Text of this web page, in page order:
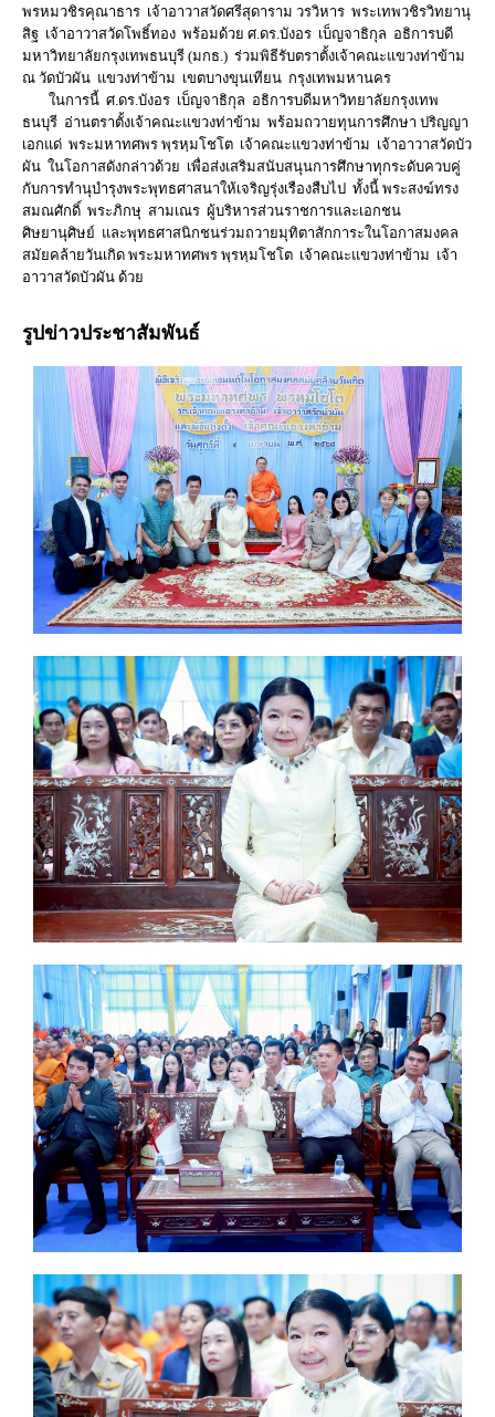
พรหมวชิรคุณาธาร เจ้าอาวาสวัดศรีสุดาราม วรวิหาร พระเทพวชิรวิทยานุ
สิฐ เจ้าอาวาสวัดโพธิ์ทอง พร้อมด้วย ศ.ดร.บังอร เบ็ญจาธิกุล อธิการบดี
มหาวิทยาลัยกรุงเทพธนบุรี (มกธ.) ร่วมพิธีรับตราตั้งเจ้าคณะแขวงท่าข้าม
ณ วัดบัวผัน แขวงท่าข้าม เขตบางขุนเทียน กรุงเทพมหานคร
ในการนี้ ศ.ดร.บังอร เบ็ญจาธิกุล อธิการบดีมหาวิทยาลัยกรุงเทพ
ธนบุรี อ่านตราตั้งเจ้าคณะแขวงท่าข้าม พร้อมถวายทุนการศึกษา ปริญญา
เอกแด่ พระมหาทศพร พฺรหฺมโชโต เจ้าคณะแขวงท่าข้าม เจ้าอาวาสวัดบัว
ผัน ในโอกาสดังกล่าวด้วย เพื่อส่งเสริมสนับสนุนการศึกษาทุกระดับควบคู่
กับการทำนุบำรุงพระพุทธศาสนาให้เจริญรุ่งเรืองสืบไป ทั้งนี้ พระสงฆ์ทรง
สมณศักดิ์ พระภิกษุ สามเณร ผู้บริหารส่วนราชการและเอกชน
ศิษยานุศิษย์ และพุทธศาสนิกชนร่วมถวายมุทิตาสักการะในโอกาสมงคล
สมัยคล้ายวันเกิด พระมหาทศพร พฺรหฺมโชโต เจ้าคณะแขวงท่าข้าม เจ้า
อาวาสวัดบัวผัน ด้วย
รูปข่าวประชาสัมพันธ์